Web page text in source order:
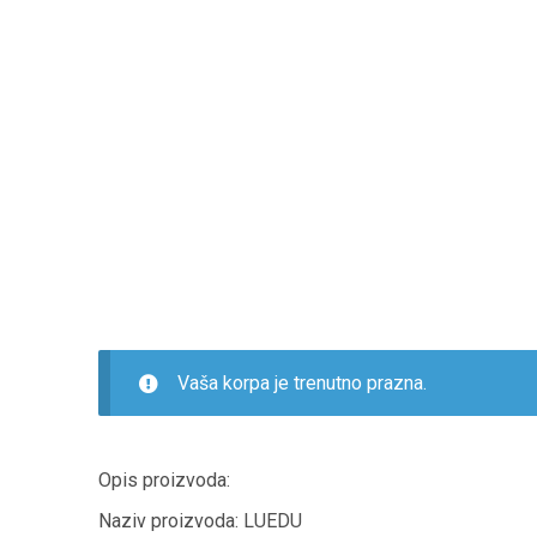
Vaša korpa je trenutno prazna.
Opis proizvoda:
Naziv proizvoda: LUEDU